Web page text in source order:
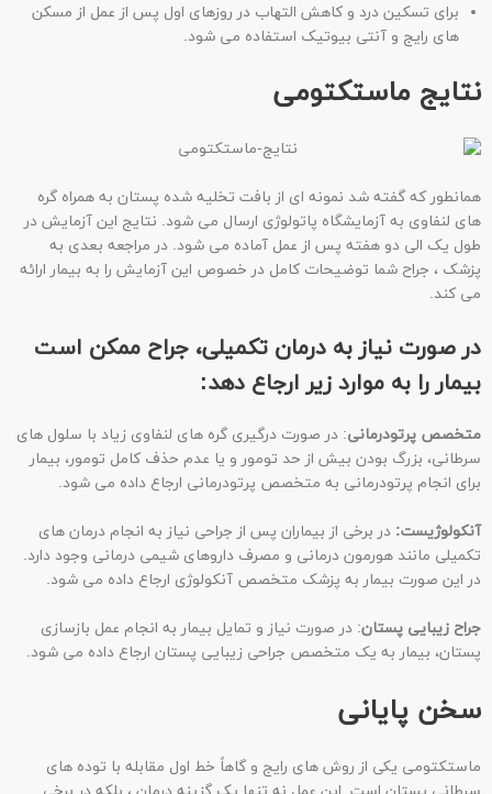
برای تسکین درد و کاهش التهاب در روزهای اول پس از عمل از مسکن
های رایج و آنتی بیوتیک استفاده می شود.
نتایج ماستکتومی
همانطور که گفته شد نمونه ای از بافت تخلیه شده پستان به همراه گره
های لنفاوی به آزمایشگاه پاتولوژی ارسال می شود. نتایج این آزمایش در
طول یک الی دو هفته پس از عمل آماده می شود. در مراجعه بعدی به
پزشک ، جراح شما توضیحات کامل در خصوص این آزمایش را به بیمار ارائه
می کند.
در صورت نیاز به درمان تکمیلی، جراح ممکن است
بیمار را به موارد زیر ارجاع دهد:
متخصص پرتودرمانی: در صورت درگیری گره های لنفاوی زیاد با سلول های
سرطانی، بزرگ بودن بیش از حد تومور و یا عدم حذف کامل تومور، بیمار
برای انجام پرتودرمانی به متخصص پرتودرمانی ارجاع داده می شود.
آنکولوژیست: در برخی از بیماران پس از جراحی نیاز به انجام درمان های
تکمیلی مانند هورمون درمانی و مصرف داروهای شیمی درمانی وجود دارد.
در این صورت بیمار به پزشک متخصص آنکولوژی ارجاع داده می شود.
جراح زیبایی پستان: در صورت نیاز و تمایل بیمار به انجام عمل بازسازی
پستان، بیمار به یک متخصص جراحی زیبایی پستان ارجاع داده می شود.
سخن پایانی
ماستکتومی یکی از روش های رایج و گاهاً خط اول مقابله با توده های